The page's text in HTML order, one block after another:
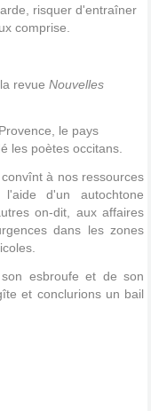
risquer d'entraîner
comprise.
revue Nouvelles
le pays
les poètes occitans.
à nos ressources
d'un autochtone
on-dit, aux affaires
dans les zones
esbroufe et de son
et conclurions un bail